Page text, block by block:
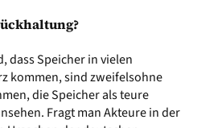
dass Speicher in vielen
kommen, sind zweifelsohne
die Speicher als teure
Fragt man Akteure in der